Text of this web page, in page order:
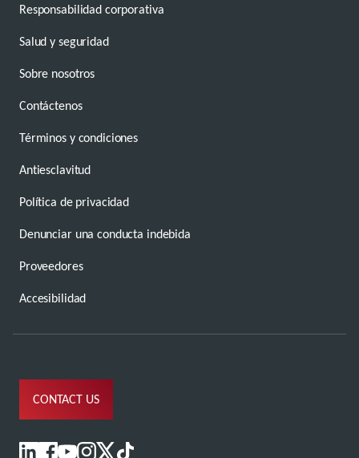
Responsabilidad corporativa
Salud y seguridad
Sobre nosotros
Contáctenos
Términos y condiciones
Antiesclavitud
Política de privacidad
Denunciar una conducta indebida
Proveedores
Accesibilidad
CONTACT US